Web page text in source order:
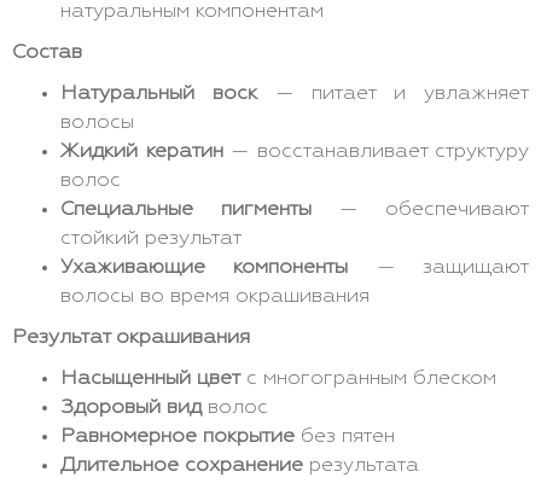
натуральным компонентам
Состав
Натуральный воск— питает и увлажняет
волосы
Жидкий кератин— восстанавливает структуру
волос
Специальные пигменты — обеспечивают
стойкий результат
Ухаживающие компоненты — защищают
волосы во время окрашивания
Результат окрашивания
Насыщенный цветс многогранным блеском
Здоровый видволос
Равномерное покрытие без пятен
Длительное сохранение результата